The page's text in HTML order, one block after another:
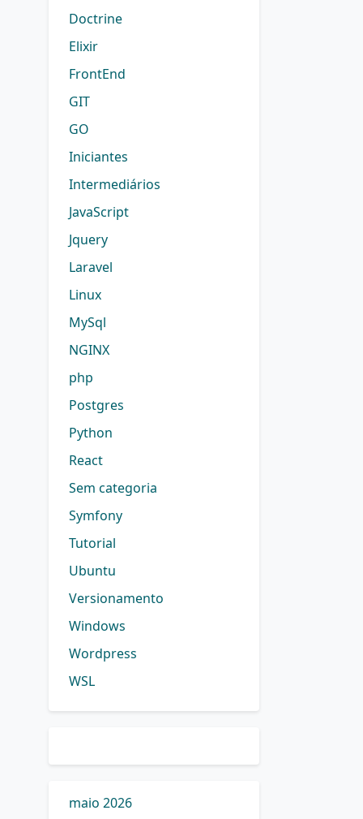
Doctrine
Elixir
FrontEnd
GIT
GO
Iniciantes
Intermediários
JavaScript
Jquery
Laravel
Linux
MySql
NGINX
php
Postgres
Python
React
Sem categoria
Symfony
Tutorial
Ubuntu
Versionamento
Windows
Wordpress
WSL
maio 2026